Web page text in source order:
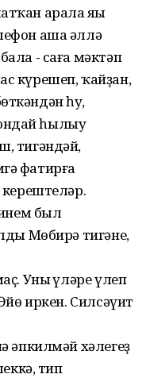
арала яңы
аша әллә
- саға мәктәп
күрешеп, ҡайҙан,
һуң,
һылыу
тигәндәй,
фатирға
керештеләр.
был
Мөбирә тигәне,
Уның үләре үлеп
иркен. Силсәүит
әпкилмәй хәлегеҙ
тип